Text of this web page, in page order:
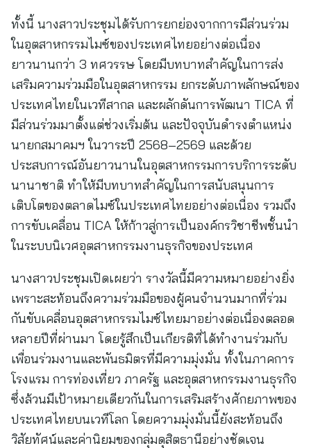
ทั้งนี้ นางสาวประชุมได้รับการยกย่องจากการมีส่วนร่วม
ในอุตสาหกรรมไมซ์ของประเทศไทยอย่างต่อเนื่อง
ยาวนานกว่า 3 ทศวรรษ โดยมีบทบาทสำคัญในการส่ง
เสริมความร่วมมือในอุตสาหกรรม ยกระดับภาพลักษณ์ของ
ประเทศไทยในเวทีสากล และผลักดันการพัฒนา TICA ที่
มีส่วนร่วมมาตั้งแต่ช่วงเริ่มต้น และปัจจุบันดำรงตำแหน่ง
นายกสมาคมฯ ในวาระปี 2568–2569 และด้วย
ประสบการณ์อันยาวนานในอุตสาหกรรมการบริการระดับ
นานาชาติ ทำให้มีบทบาทสำคัญในการสนับสนุนการ
เติบโตของตลาดไมซ์ในประเทศไทยอย่างต่อเนื่อง รวมถึง
การขับเคลื่อน TICA ให้ก้าวสู่การเป็นองค์กรวิชาชีพชั้นนำ
ในระบบนิเวศอุตสาหกรรมงานธุรกิจของประเทศ
นางสาวประชุมเปิดเผยว่า รางวัลนี้มีความหมายอย่างยิ่ง
เพราะสะท้อนถึงความร่วมมือของผู้คนจำนวนมากที่ร่วม
กันขับเคลื่อนอุตสาหกรรมไมซ์ไทยมาอย่างต่อเนื่องตลอด
หลายปีที่ผ่านมา โดยรู้สึกเป็นเกียรติที่ได้ทำงานร่วมกับ
เพื่อนร่วมงานและพันธมิตรที่มีความมุ่งมั่น ทั้งในภาคการ
โรงแรม การท่องเที่ยว ภาครัฐ และอุตสาหกรรมงานธุรกิจ
ซึ่งล้วนมีเป้าหมายเดียวกันในการเสริมสร้างศักยภาพของ
ประเทศไทยบนเวทีโลก โดยความมุ่งมั่นนี้ยังสะท้อนถึง
วิสัยทัศน์และค่านิยมของกลุ่มดุสิตธานีอย่างชัดเจน